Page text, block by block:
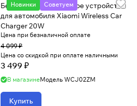
Новинки Советуем
Беспроводное зарядное устройство
для автомобиля Xiaomi Wireless Car
Charger 20W
Цена при безналичной оплате
4 099 ₽
Цена со скидкой при оплате наличными
3 499 ₽
В магазинеМодельWCJ02ZM
Купить